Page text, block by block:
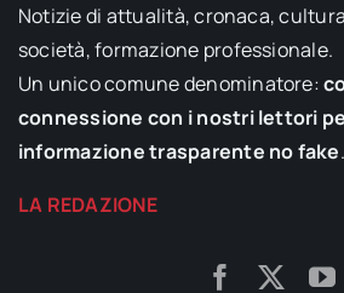
Notizie di attualità, cronaca,
società, formazione professionale.
Un unico comune denominatore:
connessione con i nostri lettori
informazione trasparente no fake.
LA REDAZIONE